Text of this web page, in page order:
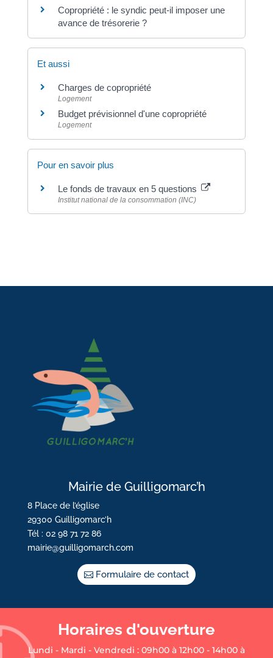
Copropriété : le syndic peut-il imposer une
avance de trésorerie ?
Et aussi
Charges de copropriété
Logement
Budget prévisionnel d'une copropriété
Logement
Pour en savoir plus
Le fonds de travaux en 5 questions
Institut national de la consommation (INC)
Mairie de Guilligomarc’h
8 Place de l’église
29300 Guilligomarc’h
Tél : 02 98 71 72 86
mairie@guilligomarch.com
Formulaire de contact
Horaires d'ouverture
Lundi - Mardi - Vendredi : 09h00 à 12h00 - 14h00 à